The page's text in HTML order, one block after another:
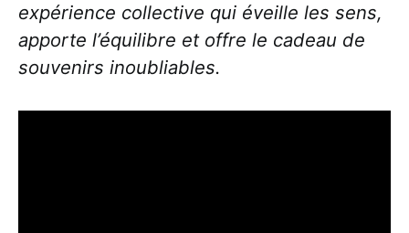
expérience collective qui éveille les sens,
apporte l’équilibre et offre le cadeau de
souvenirs inoubliables.